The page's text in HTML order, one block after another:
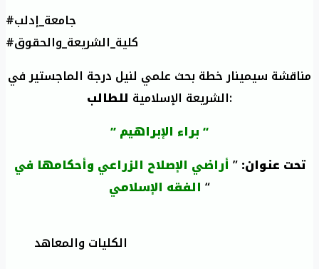
#جامعة_إدلب
#كلية_الشريعة_والحقوق
مناقشة سيمينار خطة بحث علمي لنيل درجة الماجستير في
الشريعة الإسلامية للطالب
:
” براء الإبراهيم “
تحت عنوان:” أراضي الإصلاح الزراعي وأحكامها في
“
الكليات والمعاهد